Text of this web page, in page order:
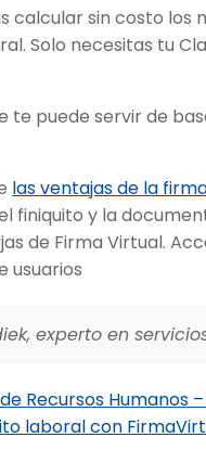
calcular sin costo los
Solo necesitas tu
te puede servir de
las ventajas de la
finiquito y la
de Firma Virtual.
usuarios
experto en
Recursos Humanos
laboral con